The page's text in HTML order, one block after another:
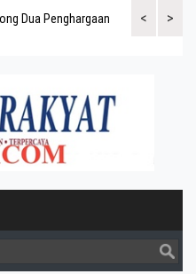
<
Dua Penghargaan
Bank Jatim
>